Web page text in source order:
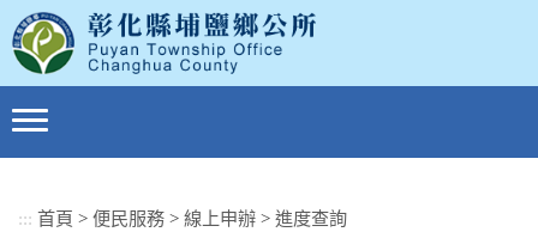
到
主
要
內
::: 首頁 > 便民服務 > 線上申辦 > 進度查詢